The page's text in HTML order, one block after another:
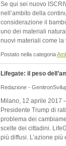
Se qui sei nuovo
nell’ambito della
considerazione il
uno dei materiali
nuovi materiali come la
Postato nella categoria
Lifegate: il peso
Redazione -
Milano, 12 aprile 2017
Presidente Trump di
problema dei
scelte dei cittadini.
più diffusi. L’azione più